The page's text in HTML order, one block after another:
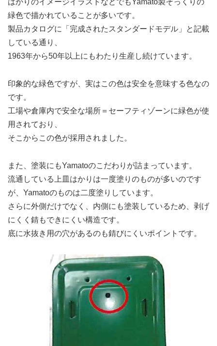
はかりのイメージイラストなどでもYamato製そっくりの
緑色で描かれていることが多いです。
製品カタログに「 完成されたスタンダードモデル 」と記載
している通り、
1963年から50年以上にもわたり生産し続けています。
印象的な緑色ですが、実はこの色は安全を意味する色なの
です。
工場や倉庫内で安全な場所＝セーフティゾーンに緑色が使
用されており、
そこからこの色が採用されました。
また、塗装にもYamatoのこだわりが詰まっています。
流通している上皿はかりは一度塗りのものが多いのです
が、Yamatoのものは二度塗り しています。
さらに外側だけでなく、内側にも塗装しているため、剥げ
にくく錆もできにくい構造です。
底に水抜き用の穴があるのも錆びにくいポイントです。